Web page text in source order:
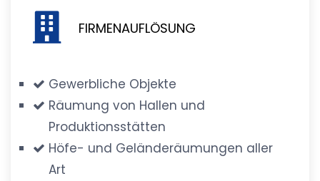
FIRMENAUFLÖSUNG
Gewerbliche Objekte
Räumung von Hallen und
Produktionsstätten
Höfe- und Geländeräumungen aller
Art